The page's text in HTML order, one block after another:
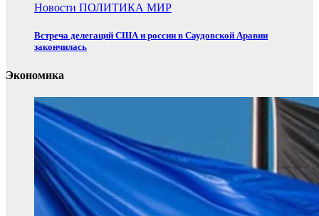
Новости ПОЛИТИКА МИР
Встреча делегаций США и россии в Саудовской Аравии
закончилась
Экономика